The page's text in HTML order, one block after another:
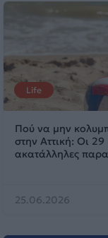
Life
Πού να μην
στην Αττική: Οι 29
ακατάλληλες
25.06.2026